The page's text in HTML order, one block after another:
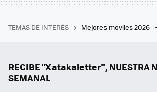
TEMAS DE INTERÉS Mejores moviles 2026
RECIBE "Xatakaletter", NUESTRA
SEMANAL